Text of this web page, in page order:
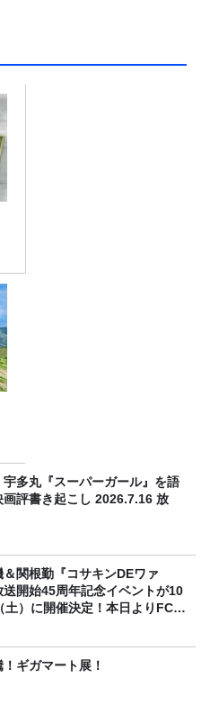
宇多丸『スーパーガール』を語
画評書き起こし 2026.7.16 放
＆関根勤『コサキンDEワァ
送開始45周年記念イベントが10
土）に開催決定！本日よりFC先
ギガマート展！